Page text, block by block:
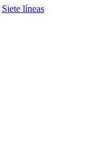
Siete líneas